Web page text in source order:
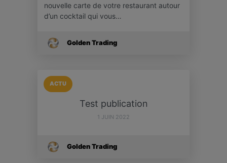
nouvelle carte de votre restaurant autour
d’un cocktail qui vous…
Golden Trading
ACTU
Test publication
1 JUIN 2022
Golden Trading